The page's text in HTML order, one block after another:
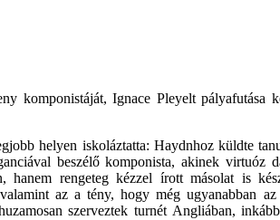
komponistáját, Ignace Pleyelt pályafutása
helyen iskoláztatta: Haydnhoz küldte
beszélő komponista, akinek virtuóz
hanem rengeteg kézzel írott másolat is
az a tény, hogy még ugyanabban
szerveztek turnét Angliában,